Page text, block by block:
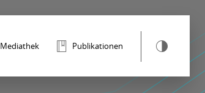
Mediathek Publikationen